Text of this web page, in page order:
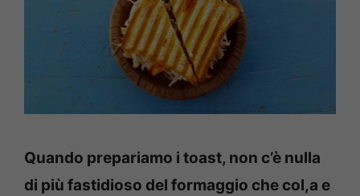
Quando prepariamo i toast, non c’è nulla
di più fastidioso del formaggio che col,a e